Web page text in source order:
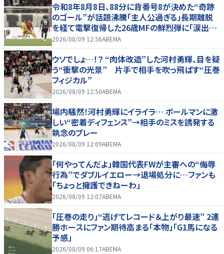
令和8年8月8日、88分に背番号8が決めた“奇跡
のゴール”が話題沸騰「主人公過ぎる」長期離脱
を経て電撃復帰した26歳MFの鮮烈弾に「涙出て
きた」
2026/08/09 12:56ABEMA
ウソでしょ…！？ “肉体改造”した河村勇輝、目を疑
う“衝撃の光景” 片手で相手を吹っ飛ばす“圧巻
フィジカル”
2026/08/09 12:50ABEMA
場内騒然！河村勇輝にイライラ… ボールマンに激
しい“密着ディフェンス”→相手のミスを誘発する
執念のプレー
2026/08/09 12:09ABEMA
「何やってんだよ」韓国代表FWが主審への“侮辱
行為”でダブルイエロー→退場処分に…ファンも
「ちょっと擁護できねーわ」
2026/08/09 12:07ABEMA
「圧巻の走り」“逃げてレコード＆上がり最速” 2連
勝ホースにファン期待高まる「本物」「G1馬になる
予感」
2026/08/09 06:17ABEMA